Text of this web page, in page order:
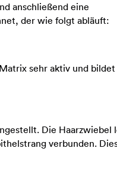
anschließend eine
der wie folgt abläuft:
sehr aktiv und bildet
Die Haarzwiebel
verbunden.